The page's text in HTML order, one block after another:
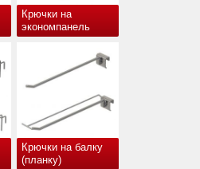
Крючки на
экономпанель
Крючки на балку
(планку)